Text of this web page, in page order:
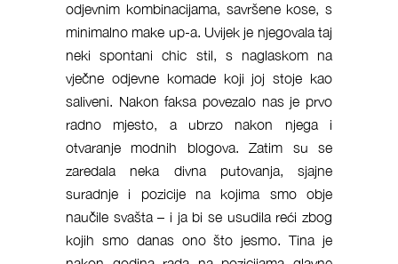
odjevnim kombinacijama, savršene kose, s
minimalno make up-a. Uvijek je njegovala taj
neki spontani chic stil, s naglaskom na
vječne odjevne komade koji joj stoje kao
saliveni. Nakon faksa povezalo nas je prvo
radno mjesto, a ubrzo nakon njega i
otvaranje modnih blogova. Zatim su se
zaredala neka divna putovanja, sjajne
suradnje i pozicije na kojima smo obje
naučile svašta – i ja bi se usudila reći zbog
kojih smo danas ono što jesmo. Tina je